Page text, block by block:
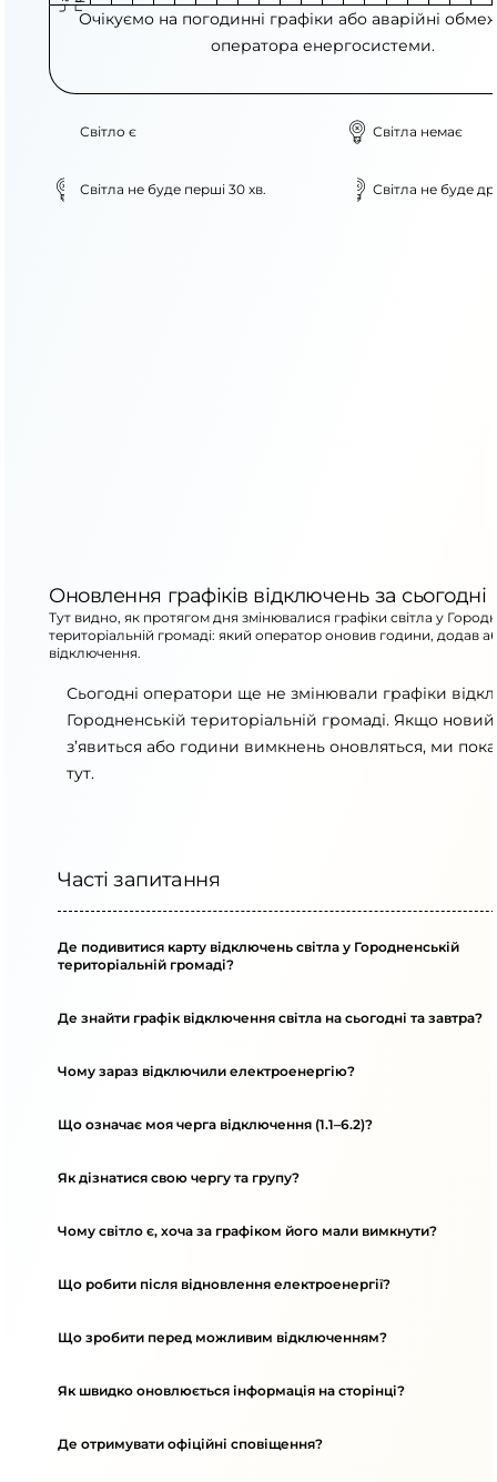
Очікуємо на погодинні графіки або аварійні
оператора енергосистеми.
Світло є Світла немає
Світла не буде перші 30 хв. Світла не буде
Оновлення графіків відключень за сьогодні
Тут видно, як протягом дня змінювалися графіки світла у
територіальній громаді: який оператор оновив години, додав
відключення.
Сьогодні оператори ще не змінювали графіки
Городненській територіальній громаді. Якщо новий
з’явиться або години вимкнень оновляться, ми
тут.
Часті запитання
Де подивитися карту відключень світла у Городненській
територіальній громаді?
Де знайти графік відключення світла на сьогодні та завтра?
Чому зараз відключили електроенергію?
Що означає моя черга відключення (1.1–6.2)?
Як дізнатися свою чергу та групу?
Чому світло є, хоча за графіком його мали вимкнути?
Що робити після відновлення електроенергії?
Що зробити перед можливим відключенням?
Як швидко оновлюється інформація на сторінці?
Де отримувати офіційні сповіщення?